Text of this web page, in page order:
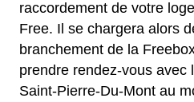
raccordement de votre
Free. Il se chargera alors
branchement de la
prendre rendez-vous avec
Saint-Pierre-Du-Mont au